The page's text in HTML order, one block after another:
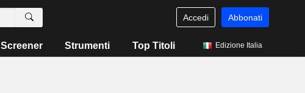
Accedi Abbonati
Screener Strumenti Top Titoli Edizione Italia